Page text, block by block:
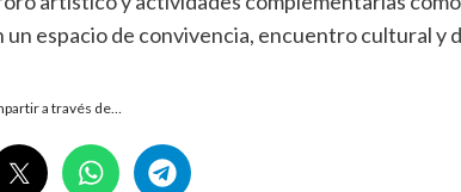
un espacio de convivencia, encuentro cultural y
a través de…